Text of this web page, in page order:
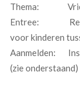
Thema:
Entree:
voor kinderen
Aanmelden:
(zie onderstaand)